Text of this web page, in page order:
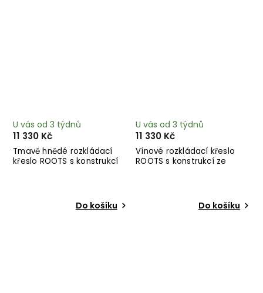
Tmavě hnědé rozkládací
křeslo ROOTS s konstrukcí
U vás od 3 týdnů
11 330 Kč
Do košíku
Vínové rozkládací křeslo
ROOTS s konstrukcí ze
U vás od 3 týdnů
11 330 Kč
Do košíku